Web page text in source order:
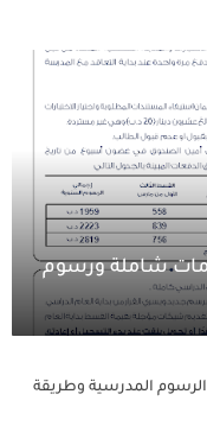
شاملة ورسوم
المدرسية وطريقة